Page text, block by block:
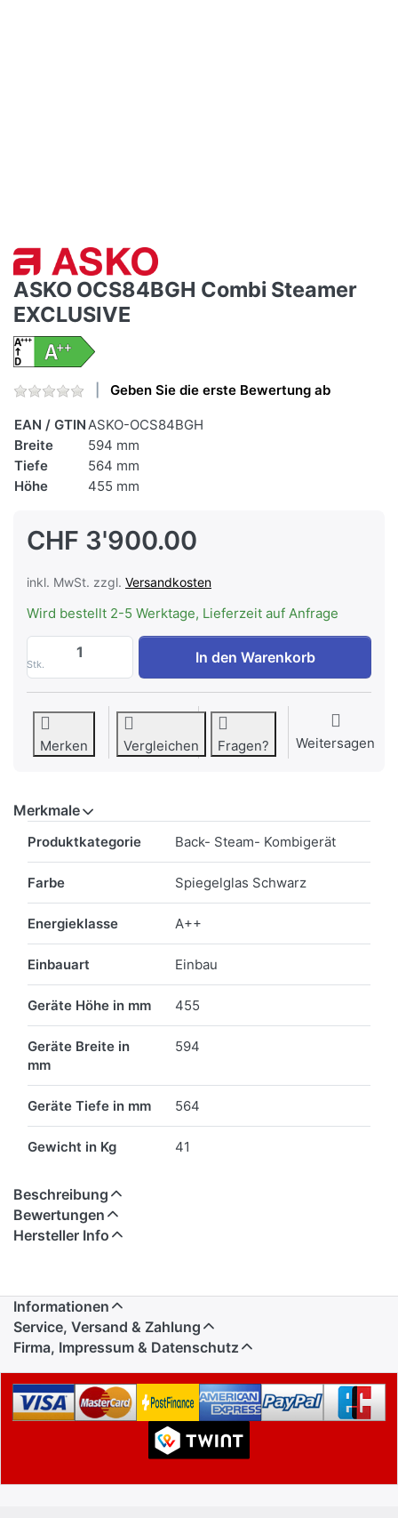
ASKO OCS84BGH Combi Steamer
EXCLUSIVE
Geben Sie die erste Bewertung ab
EAN / GTINASKO-OCS84BGH
Breite
594 mm
Tiefe
564 mm
Höhe
455 mm
CHF 3'900.00
inkl. MwSt. zzgl. Versandkosten
Wird bestellt 2-5 Werktage, Lieferzeit auf Anfrage
Stk.
ASKO OCS84BGH Combi Steamer
In den Warenkorb
Merken Vergleichen Fragen? Weitersagen
Merkmale
Produktkategorie Back- Steam- Kombigerät
Farbe Spiegelglas Schwarz
Energieklasse A++
Einbauart Einbau
Geräte Höhe in mm 455
Geräte Breite in
mm
594
Geräte Tiefe in mm 564
Gewicht in Kg 41
Beschreibung
Bewertungen
Hersteller Info
Informationen
Service, Versand & Zahlung
Firma, Impressum & Datenschutz